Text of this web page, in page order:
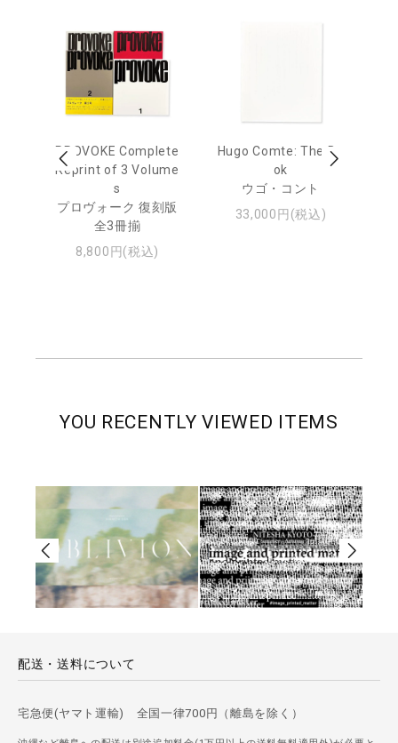
PROVOKE Complete
Reprint of 3 Volume
s
プロヴォーク 復刻版
全3冊揃
8,800円(税込)
Hugo Comte: The Bo
ok
ウゴ・コント
33,000円(税込)
YOU RECENTLY VIEWED ITEMS
配送・送料について
宅急便(ヤマト運輸) 全国一律700円（離島を除く）